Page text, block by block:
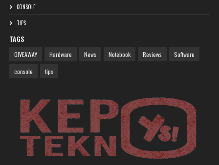
CONSOLE
TIPS
TAGS
GIVEAWAY Hardware News Notebook Reviews Software
console tips